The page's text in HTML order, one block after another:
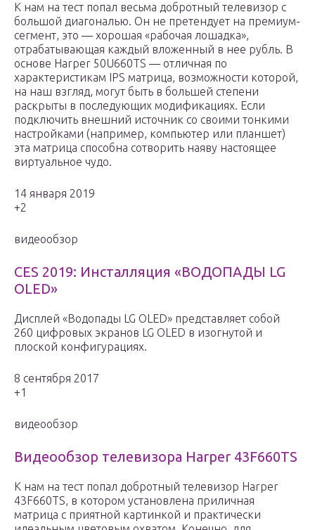
К нам на тест попал весьма добротный телевизор с
большой диагональю. Он не претендует на премиум-
сегмент, это — хорошая «рабочая лошадка»,
отрабатывающая каждый вложенный в нее рубль. В
основе Harper 50U660TS — отличная по
характеристикам IPS матрица, возможности которой,
на наш взгляд, могут быть в большей степени
раскрыты в последующих модификациях. Если
подключить внешний источник со своими тонкими
настройками (например, компьютер или планшет)
эта матрица способна сотворить наяву настоящее
виртуальное чудо.
14 января 2019
+2
видеообзор
CES 2019: Инсталляция «ВОДОПАДЫ LG
OLED»
Дисплей «Водопады LG OLED» представляет собой
260 цифровых экранов LG OLED в изогнутой и
плоской конфигурациях.
8 сентября 2017
+1
видеообзор
Видеообзор телевизора Harper 43F660TS
К нам на тест попал добротный телевизор Harper
43F660TS, в котором установлена приличная
матрица с приятной картинкой и практически